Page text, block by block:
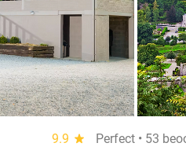
9.9 star
Perfect • 53